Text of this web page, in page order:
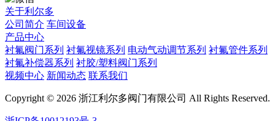
关于利尔多
公司简介 车间设备
产品中心
衬氟阀门系列 衬氟视镜系列 电动气动调节系列 衬氟管件系列
衬氟补偿器系列 衬胶/塑料阀门系列
视频中心 新闻动态 联系我们
Copyright © 2026 浙江利尔多阀门有限公司 All Rights Reserved.